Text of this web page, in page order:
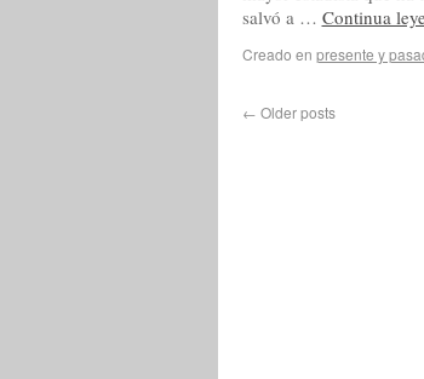
salvó a … Continua
Creado en presente y
← Older posts